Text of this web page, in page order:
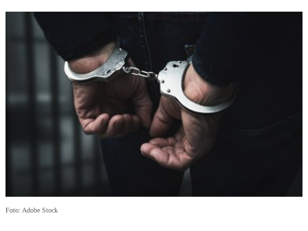
Foto: Adobe Stock